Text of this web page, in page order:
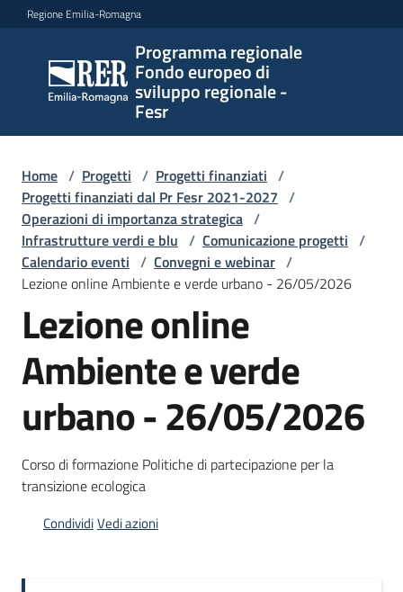
Vai al contenuto
Vai alla navigazione
Vai al footer
Regione Emilia-Romagna
Programma regionale
Fondo europeo di
sviluppo regionale -
Fesr
Programma
regionale
Fondo
europeo di
regionale -
Fesr
Novità
Programmi
e
Opportunità
Home / Progetti / Progetti finanziati /
Progetti finanziati dal Pr Fesr 2021-2027 /
Operazioni di importanza strategica /
Infrastrutture verdi e blu / Comunicazione progetti /
Calendario eventi / Convegni e webinar /
Lezione online Ambiente e verde urbano - 26/05/2026
Lezione online
Ambiente e verde
urbano - 26/05/2026
Corso di formazione Politiche di partecipazione per la
transizione ecologica
CondividiVedi azioni